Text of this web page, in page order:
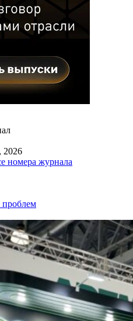
номера журнала
проблем